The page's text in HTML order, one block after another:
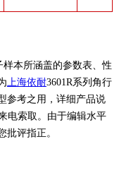
样本所涵盖的参数表、性
上海依耐3601R系列角行
参考之用，详细产品说
电索取。由于编辑水平
批评指正。